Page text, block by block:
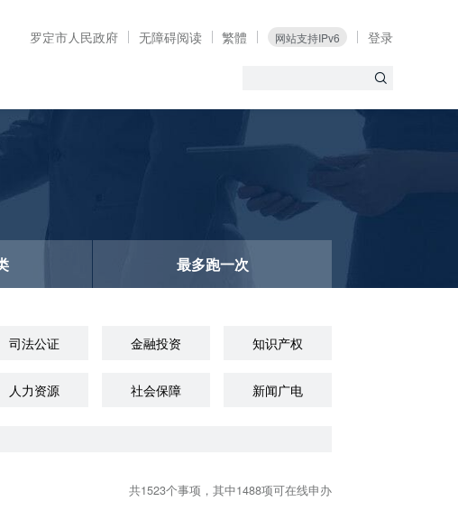
罗定市人民政府 无障碍阅读 繁體 网站支持IPv6 登录
最多跑一次
司法公证 金融投资 知识产权
人力资源 社会保障 新闻广电
共1523个事项，其中1488项可在线申办